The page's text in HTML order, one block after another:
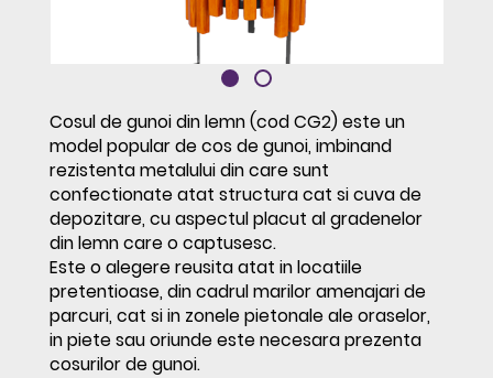
Cosul de gunoi din lemn (cod CG2) este un
model popular de cos de gunoi, imbinand
rezistenta metalului din care sunt
confectionate atat structura cat si cuva de
depozitare, cu aspectul placut al gradenelor
din lemn care o captusesc.
Este o alegere reusita atat in locatiile
pretentioase, din cadrul marilor amenajari de
parcuri, cat si in zonele pietonale ale oraselor,
in piete sau oriunde este necesara prezenta
cosurilor de gunoi.